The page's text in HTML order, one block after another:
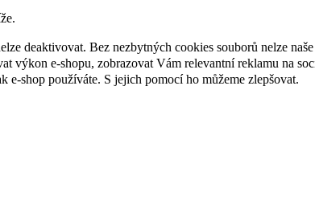
deaktivovat. Bez nezbytných cookies souborů nelze
výkon e-shopu, zobrazovat Vám relevantní reklamu na
e-shop používáte. S jejich pomocí ho můžeme zlepšovat.